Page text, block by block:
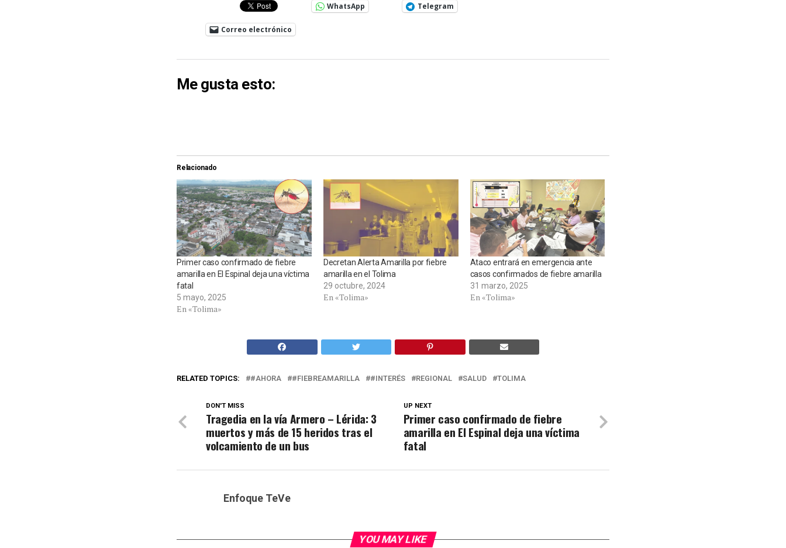
WhatsApp Telegram
Correo electrónico
Me gusta esto:
Relacionado
Primer caso confirmado de fiebre
amarilla en El Espinal deja una víctima
fatal
5 mayo, 2025
En «Tolima»
Decretan Alerta Amarilla por fiebre
amarilla en el Tolima
29 octubre, 2024
En «Tolima»
Ataco entrará en emergencia ante
casos confirmados de fiebre amarilla
31 marzo, 2025
En «Tolima»
RELATED TOPICS: #AHORA #FIEBREAMARILLA #INTERÉS REGIONAL SALUD TOLIMA
UP NEXT
Primer caso confirmado de fiebre
amarilla en El Espinal deja una víctima
fatal
DON'T MISS
Tragedia en la vía Armero – Lérida: 3
muertos y más de 15 heridos tras el
volcamiento de un bus
Enfoque TeVe
YOU MAY LIKE